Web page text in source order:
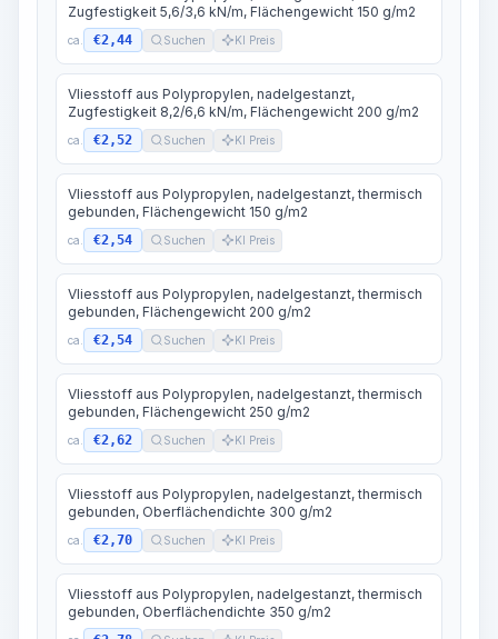
Zugfestigkeit 5,6/3,6 kN/m, Flächengewicht 150 g/m2
ca. €2,44 Suchen KI Preis
Vliesstoff aus Polypropylen, nadelgestanzt,
Zugfestigkeit 8,2/6,6 kN/m, Flächengewicht 200 g/m2
ca. €2,52 Suchen KI Preis
Vliesstoff aus Polypropylen, nadelgestanzt, thermisch
gebunden, Flächengewicht 150 g/m2
ca. €2,54 Suchen KI Preis
Vliesstoff aus Polypropylen, nadelgestanzt, thermisch
gebunden, Flächengewicht 200 g/m2
ca. €2,54 Suchen KI Preis
Vliesstoff aus Polypropylen, nadelgestanzt, thermisch
gebunden, Flächengewicht 250 g/m2
ca. €2,62 Suchen KI Preis
Vliesstoff aus Polypropylen, nadelgestanzt, thermisch
gebunden, Oberflächendichte 300 g/m2
ca. €2,70 Suchen KI Preis
Vliesstoff aus Polypropylen, nadelgestanzt, thermisch
gebunden, Oberflächendichte 350 g/m2